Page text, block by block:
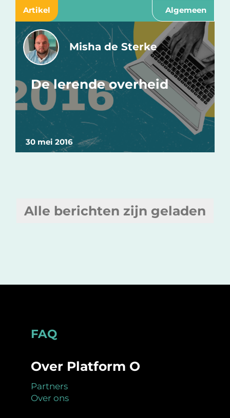
Artikel Algemeen
30 mei 2016
Misha de Sterke
De lerende overheid
Alle berichten zijn geladen
Footer
FAQ
Over Platform O
Partners
Over ons